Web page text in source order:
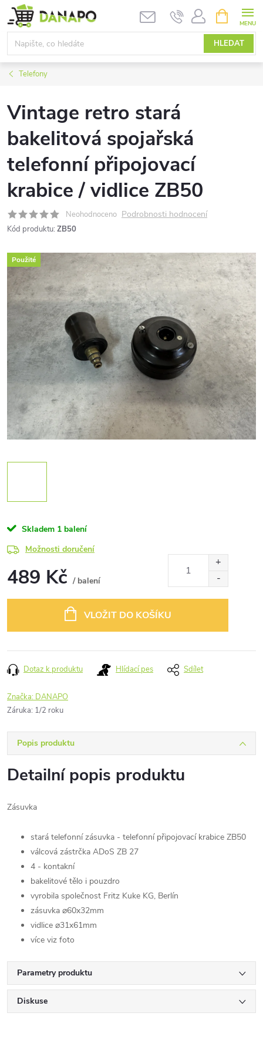
Přejít
na
obsah
HLEDAT
NÁKUPNÍ
KOŠÍK
Telefony
Vintage retro stará
bakelitová spojařská
telefonní připojovací
krabice / vidlice ZB50
Neohodnoceno Podrobnosti hodnocení
Kód produktu: ZB50
Použité
Skladem 1 balení
Možnosti doručení
489 Kč / balení
VLOŽIT DO KOŠÍKU
Dotaz k produktu Hlídací pes Sdílet
Značka: DANAPO
Záruka: 1/2 roku
Popis produktu
Detailní popis produktu
Zásuvka
stará telefonní zásuvka - telefonní připojovací krabice ZB50
válcová zástrčka ADoS ZB 27
4 - kontakní
bakelitové tělo i pouzdro
vyrobila společnost Fritz Kuke KG, Berlín
zásuvka ⌀60x32mm
vidlice ⌀31x61mm
více viz foto
Parametry produktu
Diskuse